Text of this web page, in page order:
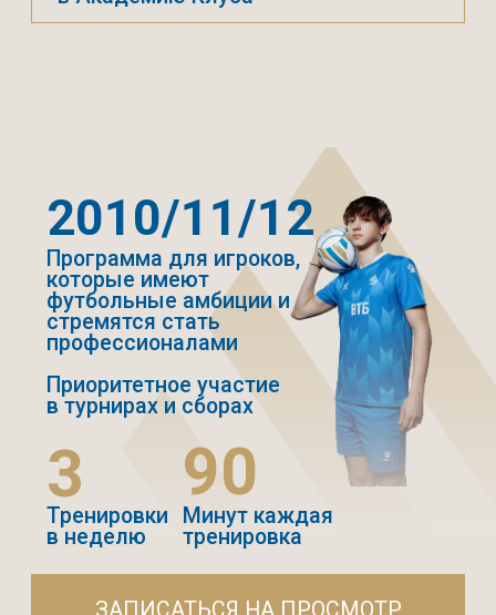
ПРОФЕССИОНАЛЬНАЯ
ФУТБОЛЬНАЯ ЭКИПИРОВКА
ФК «ДИНАМО» МОСКВА
10 960 РУБ.
2 ГЕТР
тренировочные
и игровые
2 ФУТБОЛКИ
тренировочная
2 ШОРТ
и игровые